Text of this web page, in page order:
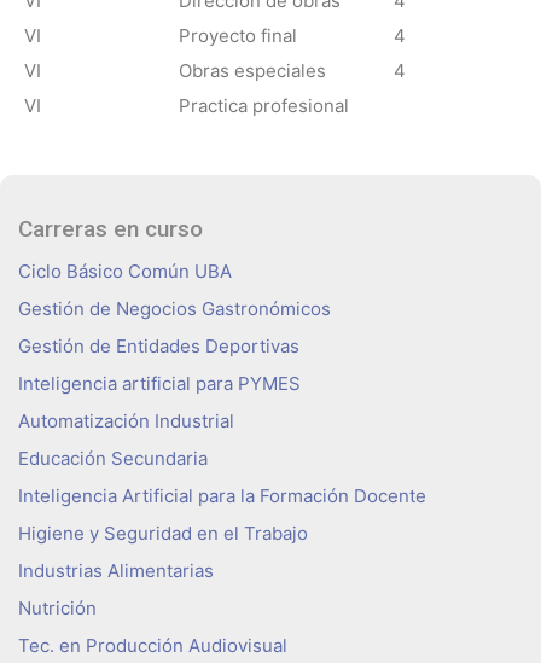
VI
Proyecto final
4
VI
Obras especiales
4
VI
Practica profesional
Carreras en curso
Ciclo Básico Común UBA
Gestión de Negocios Gastronómicos
Gestión de Entidades Deportivas
Inteligencia artificial para PYMES
Automatización Industrial
Educación Secundaria
Inteligencia Artificial para la Formación Docente
Higiene y Seguridad en el Trabajo
Industrias Alimentarias
Nutrición
Tec. en Producción Audiovisual